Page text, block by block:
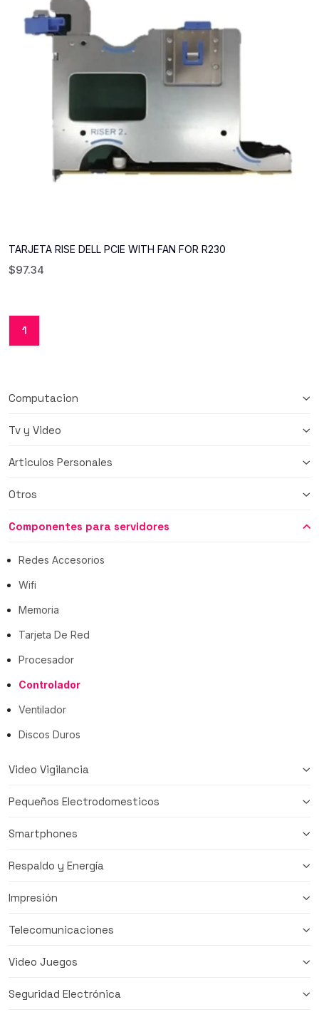
Computacion
Tv y Video
Articulos Personales
Otros
Componentes para servidores
Redes Accesorios
Wifi
Memoria
Tarjeta De Red
Procesador
Controlador
Ventilador
Discos Duros
Video Vigilancia
Pequeños Electrodomesticos
Smartphones
Respaldo y Energía
Impresión
Telecomunicaciones
Video Juegos
Seguridad Electrónica
TARJETA RISE DELL PCIE WITH FAN FOR R230
$97.34
1